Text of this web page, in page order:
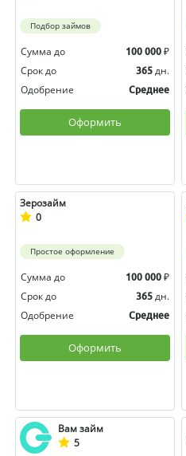
Подбор займов
Сумма до 100 000 ₽
Срок до
365 дн.
Одобрение
Среднее
Оформить
Зерозайм
0
Простое оформление
Сумма до 100 000 ₽
Срок до
365 дн.
Одобрение
Среднее
Оформить
Вам займ
5